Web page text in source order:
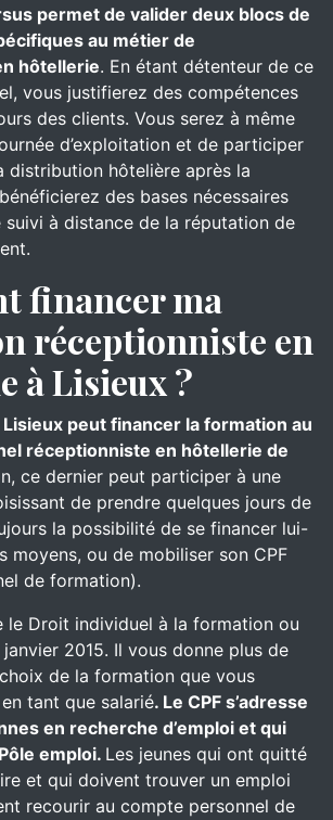
permet de valider deux blocs de
au métier de
hôtellerie. En étant détenteur de ce
vous justifierez des compétences
des clients. Vous serez à même
d’exploitation et de participer
distribution hôtelière après la
des bases nécessaires
à distance de la réputation de
financer ma
réceptionniste en
à Lisieux ?
Lisieux peut financer la formation au
réceptionniste en hôtellerie de
ce dernier peut participer à une
de prendre quelques jours de
la possibilité de se financer lui-
moyens, ou de mobiliser son CPF
de formation).
le Droit individuel à la formation ou
janvier 2015. Il vous donne plus de
de la formation que vous
tant que salarié. Le CPF s’adresse
en recherche d’emploi et qui
emploi. Les jeunes qui ont quitté
et qui doivent trouver un emploi
recourir au compte personnel de